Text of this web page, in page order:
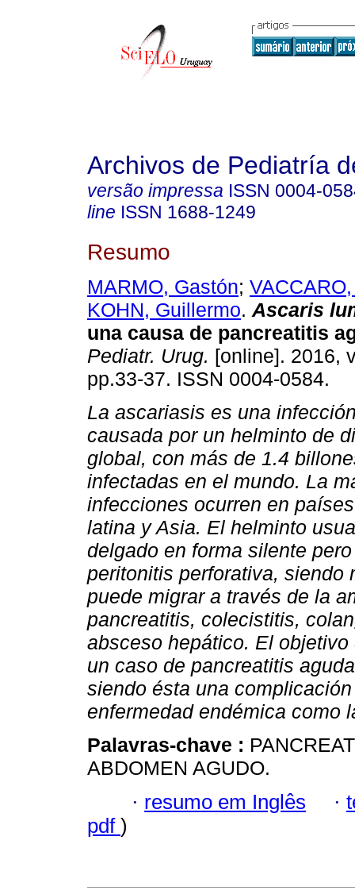
Archivos de Pediatría
versão impressa ISSN 0004-
line ISSN 1688-1249
Resumo
MARMO, Gastón;
KOHN, Guillermo. Ascaris
una causa de pancreatitis
Pediatr. Urug. [online]. 2016,
pp.33-37. ISSN 0004-0584.
La ascariasis es una
causada por un helminto de
global, con más de 1.4
infectadas en el mundo. La
infecciones ocurren en
latina y Asia. El helminto
delgado en forma silente
peritonitis perforativa, siendo
puede migrar a través de la
pancreatitis, colecistitis,
absceso hepático. El
un caso de pancreatitis
siendo ésta una
enfermedad endémica como
Palavras-chave :
ABDOMEN AGUDO.
· resumo em Inglês ·
pdf )